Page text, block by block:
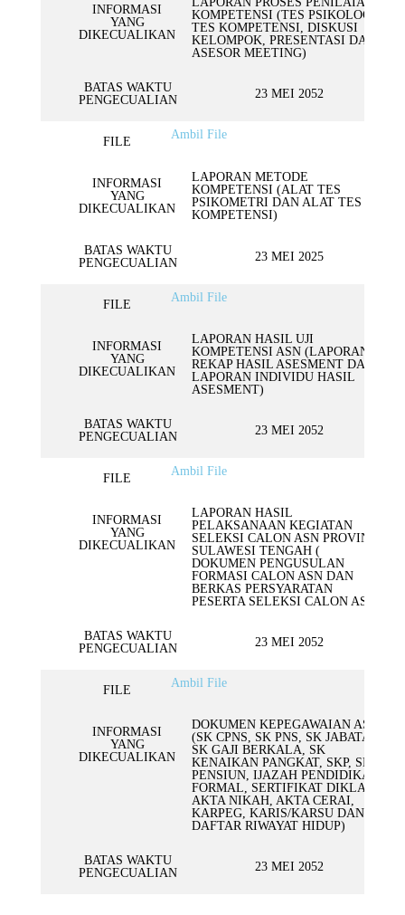
INFORMASI
YANG
DIKECUALIKAN
KOMPETENSI (TES PSIKOLOGI,
TES KOMPETENSI, DISKUSI
KELOMPOK, PRESENTASI DAN
ASESOR MEETING)
BATAS WAKTU
PENGECUALIAN
23 MEI 2052
FILE
Ambil File
INFORMASI
YANG
DIKECUALIKAN
LAPORAN METODE
KOMPETENSI (ALAT TES
PSIKOMETRI DAN ALAT TES
KOMPETENSI)
BATAS WAKTU
PENGECUALIAN
23 MEI 2025
FILE
Ambil File
INFORMASI
YANG
DIKECUALIKAN
LAPORAN HASIL UJI
KOMPETENSI ASN (LAPORAN
REKAP HASIL ASESMENT DAN
LAPORAN INDIVIDU HASIL
ASESMENT)
BATAS WAKTU
PENGECUALIAN
23 MEI 2052
FILE
Ambil File
INFORMASI
YANG
DIKECUALIKAN
LAPORAN HASIL
PELAKSANAAN KEGIATAN
SELEKSI CALON ASN PROVINSI
SULAWESI TENGAH (
DOKUMEN PENGUSULAN
FORMASI CALON ASN DAN
BERKAS PERSYARATAN
PESERTA SELEKSI CALON ASN)
BATAS WAKTU
PENGECUALIAN
23 MEI 2052
FILE
Ambil File
INFORMASI
YANG
DIKECUALIKAN
DOKUMEN KEPEGAWAIAN ASN
(SK CPNS, SK PNS, SK JABATAN,
SK GAJI BERKALA, SK
KENAIKAN PANGKAT, SKP, SK
PENSIUN, IJAZAH PENDIDIKAN
FORMAL, SERTIFIKAT DIKLAT,
AKTA NIKAH, AKTA CERAI,
KARPEG, KARIS/KARSU DAN
DAFTAR RIWAYAT HIDUP)
BATAS WAKTU
PENGECUALIAN
23 MEI 2052